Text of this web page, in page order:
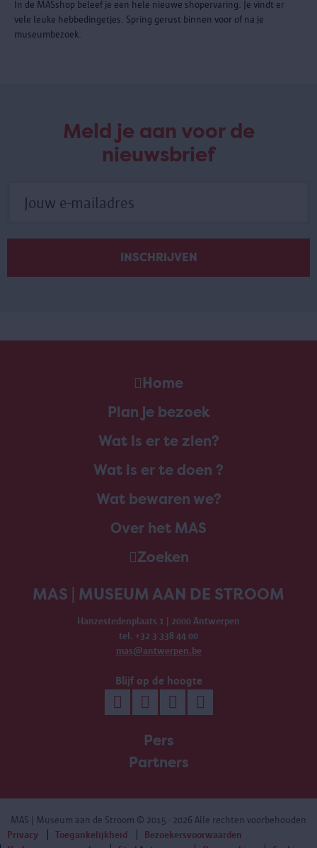
In de MASshop beleef je een hele nieuwe shopervaring. Je vindt er
vele leuke hebbedingetjes. Spring gerust binnen voor of na je
museumbezoek.
Meld je aan voor de
nieuwsbrief
Home
Plan je bezoek
Wat is er te zien?
Wat is er te doen ?
Wat bewaren we?
Over het MAS
Zoeken
MAS | MUSEUM AAN DE STROOM
Hanzestedenplaats 1 | 2000 Antwerpen
tel. +32 3 338 44 00
mas@antwerpen.be
Blijf op de hoogte
Pers
Partners
MAS | Museum aan de Stroom © 2015 - 2026 Alle rechten voorbehouden
Privacy
Toegankelijkheid
Bezoekersvoorwaarden